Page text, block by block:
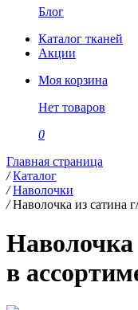
Блог
Каталог тканей
Акции
Моя корзина
Нет товаров
0
Главная страница
/ Каталог
/ Наволочки
/ Наволочка из сатина
в